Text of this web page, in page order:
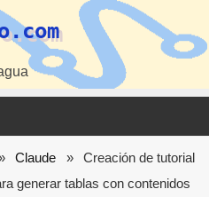
Claude »
Creación de tutorial
generar tablas con contenidos